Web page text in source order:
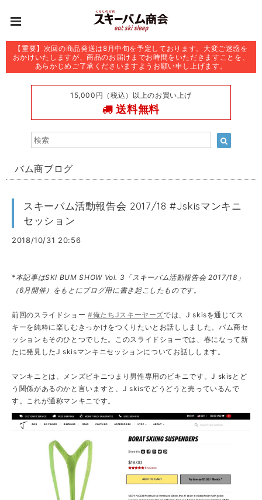
【重要】次回の商品発送は8月中旬を予定しております。大変ご迷惑を
おかけいたしますが、商品のお届けまでお時間をいただきますことを、
あらかじめご了承くださいますようお願い申し上げます。
15,000円（税込）以上のお買い上げ
送料無料
バム商ブログ
スキーバム活動報告会 2017/18 #Jskisマンキニ
セッション
2018/10/31 20:56
*本記事はSKI BUM SHOW Vol. 3「スキーバム活動報告会 2017/18」
（6月開催）をもとにブログ用に書き起こしたものです。
前回のスライドショー#俺たちJスキーヤーズでは、J skisを通じてス
キーを純粋に楽しむきっかけをつくりたいとお話ししました。バム商セ
ッションもそのひとつでした。このスライドショーでは、春になって新
たに発見したJ skisマンキニセッションについてお話しします。
マンキニとは、メンズビキニつまり男性専用のビキニです。J skisとど
う関係があるのかと言いますと、J skisでどうどうと売っているんで
す。これが通称マンキニです。